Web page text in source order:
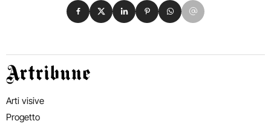
Condividi su Facebook
Condividi su X
Condividi su LinkedIn
Condividi su Pinterest
Condividi su WhatsApp
Condividi su Email
Artribune
Arti visive
Progetto